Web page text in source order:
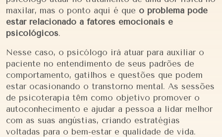
maxilar, mas o ponto aqui é que o problema pode
estar relacionado a fatores emocionais e
psicológicos.
Nesse caso, o psicólogo irá atuar para auxiliar o
paciente no entendimento de seus padrões de
comportamento, gatilhos e questões que podem
estar ocasionando o transtorno mental. As sessões
de psicoterapia têm como objetivo promover o
autoconhecimento e ajudar a pessoa a lidar melhor
com as suas angústias, criando estratégias
voltadas para o bem-estar e qualidade de vida.